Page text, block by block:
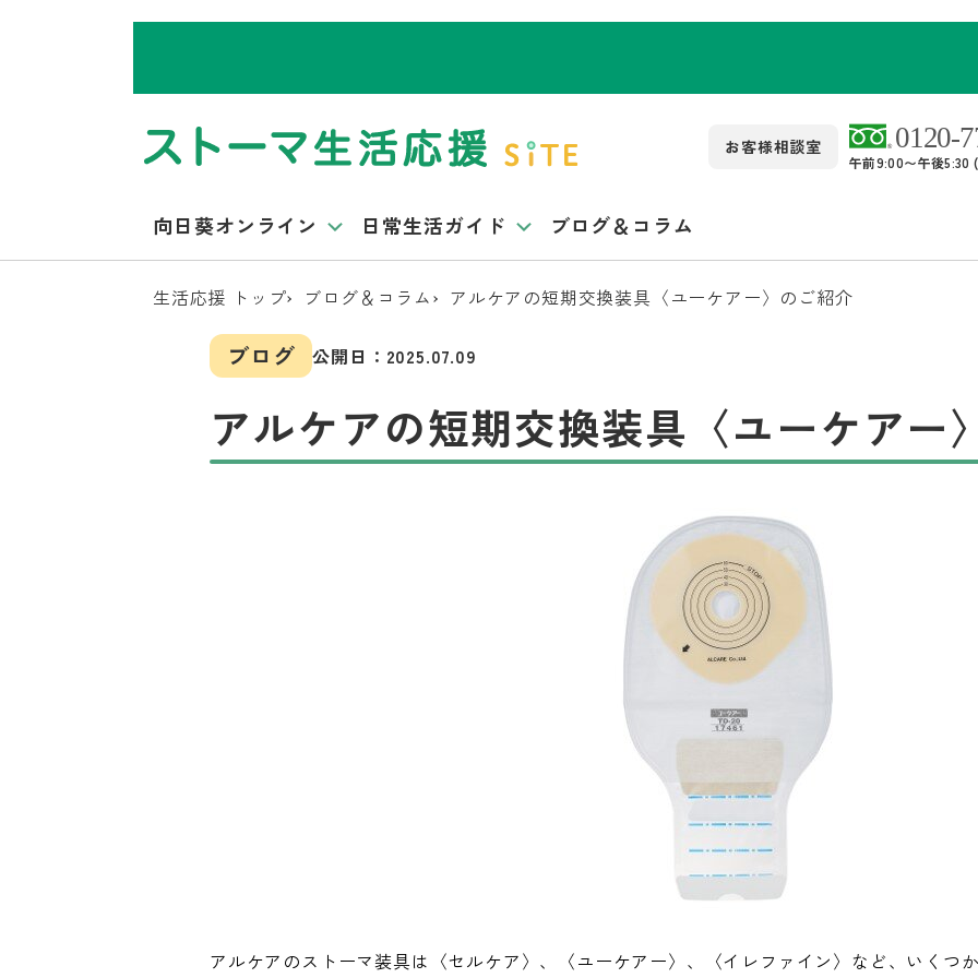
お客様相談室
午前9:00〜午後5:30
向日葵オンライン 日常生活ガイド ブログ＆コラム
生活応援 トップ ブログ＆コラム アルケアの短期交換装具〈ユーケアー〉のご紹介
ブログ 公開日： 2025.07.09
アルケアの短期交換装具〈ユーケアー
アルケアのストーマ装具は〈セルケア〉、〈ユーケアー〉、〈イレファイン〉など、いくつ